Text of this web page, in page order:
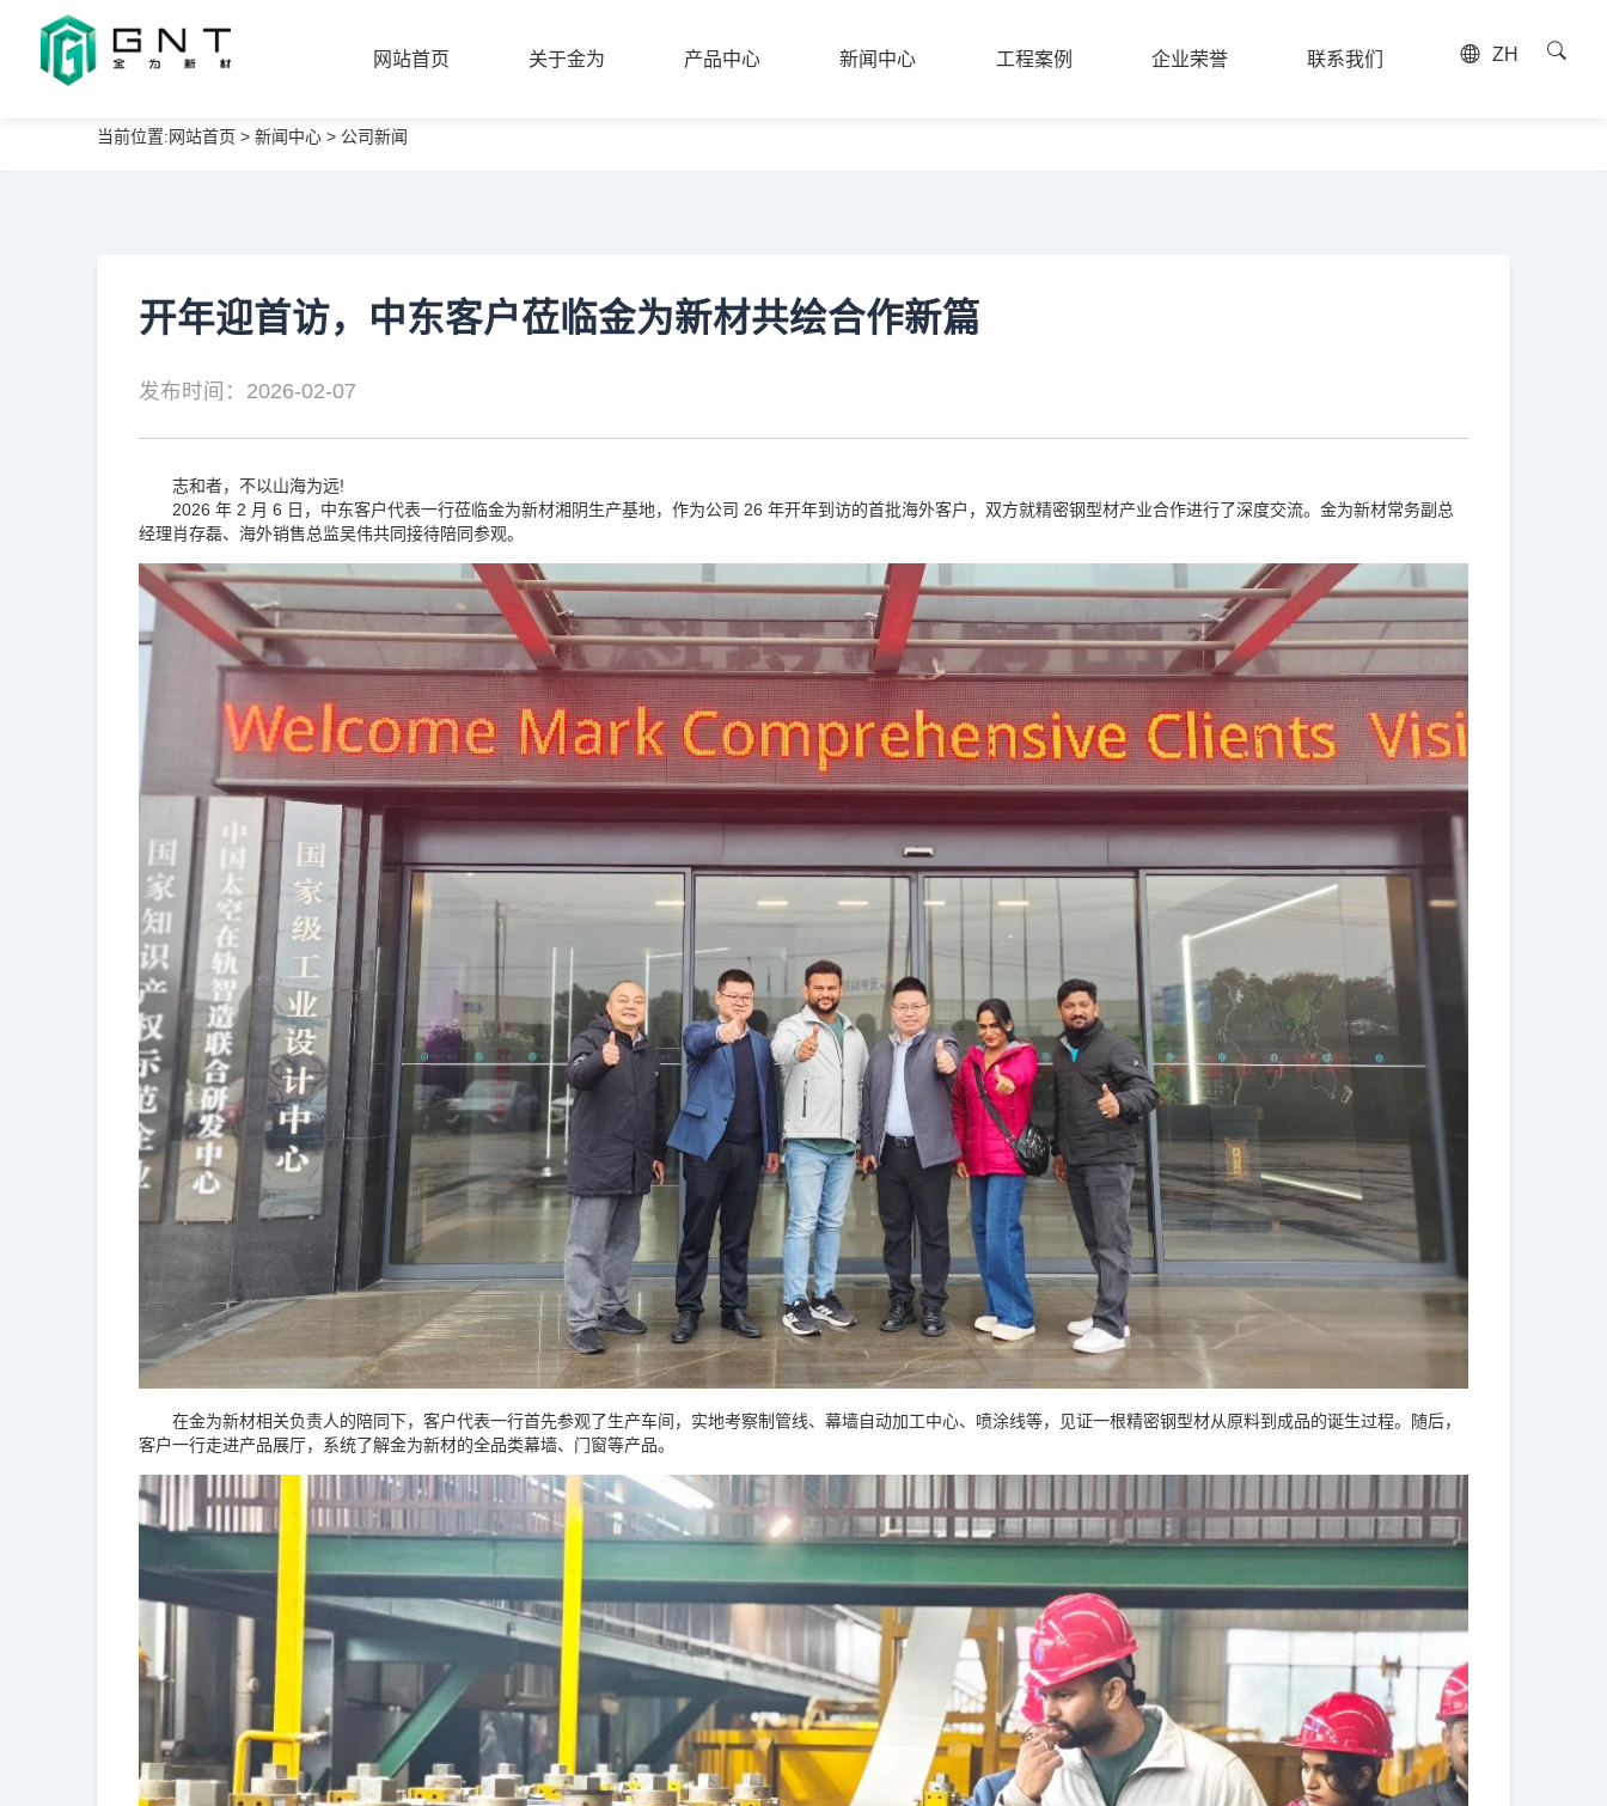
网站首页 关于金为 产品中心 新闻中心 工程案例 企业荣誉 联系我们 ZH
当前位置:网站首页 > 新闻中心> 公司新闻
开年迎首访，中东客户莅临金为新材共绘合作新篇
发布时间：2026-02-07
志和者，不以山海为远!
2026 年 2 月 6 日，中东客户代表一行莅临金为新材湘阴生产基地，作为公司 26 年开年到访的首批海外客户，双方就精密钢型材产业合作进行了深度交流。金为新材常务副总
经理肖存磊、海外销售总监吴伟共同接待陪同参观。
在金为新材相关负责人的陪同下，客户代表一行首先参观了生产车间，实地考察制管线、幕墙自动加工中心、喷涂线等，见证一根精密钢型材从原料到成品的诞生过程。随后，
客户一行走进产品展厅，系统了解金为新材的全品类幕墙、门窗等产品。